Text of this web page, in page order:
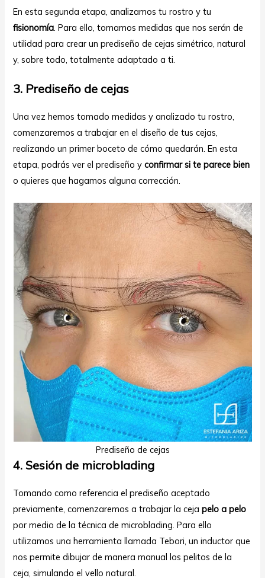
En esta segunda etapa, analizamos tu rostro y tu
fisionomía. Para ello, tomamos medidas que nos serán de
utilidad para crear un prediseño de cejas simétrico, natural
y, sobre todo, totalmente adaptado a ti.
3. Prediseño de cejas
Una vez hemos tomado medidas y analizado tu rostro,
comenzaremos a trabajar en el diseño de tus cejas,
realizando un primer boceto de cómo quedarán. En esta
etapa, podrás ver el prediseño yconfirmar si te parece bien
o quieres que hagamos alguna corrección.
Prediseño de cejas
4. Sesión de microblading
Tomando como referencia el prediseño aceptado
previamente, comenzaremos a trabajar la cejapelo a pelo
por medio de la técnica de microblading. Para ello
utilizamos una herramienta llamada Tebori, un inductor que
nos permite dibujar de manera manual los pelitos de la
ceja, simulando el vello natural.